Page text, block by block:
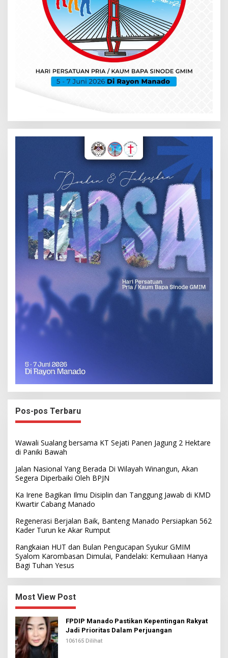
Pos-pos Terbaru
Wawali Sualang bersama KT Sejati Panen Jagung 2 Hektare
di Paniki Bawah
Jalan Nasional Yang Berada Di Wilayah Winangun, Akan
Segera Diperbaiki Oleh BPJN
Ka Irene Bagikan Ilmu Disiplin dan Tanggung Jawab di KMD
Kwartir Cabang Manado
Regenerasi Berjalan Baik, Banteng Manado Persiapkan 562
Kader Turun ke Akar Rumput
Rangkaian HUT dan Bulan Pengucapan Syukur GMIM
Syalom Karombasan Dimulai, Pandelaki: Kemuliaan Hanya
Bagi Tuhan Yesus
Most View Post
FPDIP Manado Pastikan Kepentingan Rakyat
Jadi Prioritas Dalam Perjuangan
106165 Dilihat